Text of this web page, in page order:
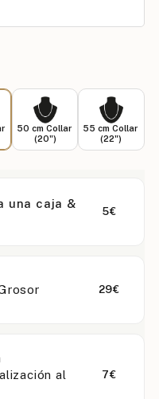
50 cm Collar
(20")
55 cm Collar
(22")
una caja &
5€
29€
al
7€